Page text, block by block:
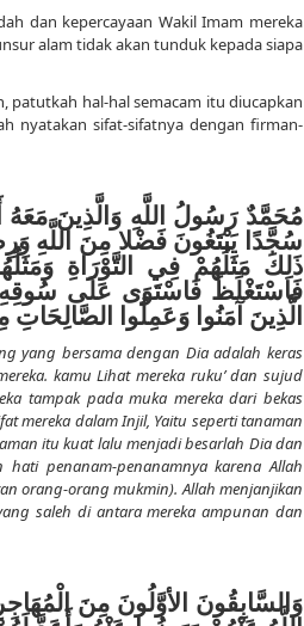
dan kepercayaan Wakil Imam mereka
alam tidak akan tunduk kepada siapa
patutkah hal-hal semacam itu diucapkan
nyatakan sifat-sifatnya dengan firman-
مُحَمَّدٌ رَسُولُ اللَّهِ وَالَّذِينَ مَعَهُ
سُجَّدًا يَبْتَغُونَ فَضْلا مِنَ اللَّهِ
ذَلِكَ مَثَلُهُمْ فِي التَّوْرَاةِ
فَاسْتَغْلَظَ فَاسْتَوَى عَلَى سُوقِهِ
الَّذِينَ آمَنُوا وَعَمِلُوا
yang bersama dengan Dia adalah keras
kamu Lihat mereka ruku’ dan sujud
tampak pada muka mereka dari bekas
mereka dalam Injil, Yaitu seperti tanaman
itu kuat lalu menjadi besarlah Dia dan
penanam-penanamnya karena Allah
orang-orang mukmin). Allah menjanjikan
saleh di antara mereka ampunan dan
وَالسَّابِقُونَ الأوَّلُونَ مِنَ